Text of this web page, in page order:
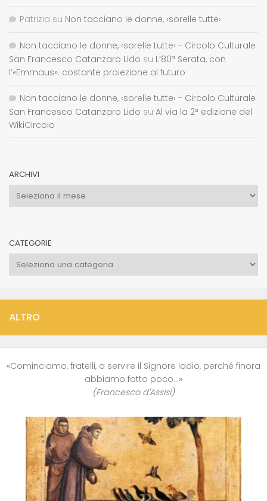
Patrizia su Non tacciano le donne, ‹sorelle tutte›
Non tacciano le donne, ‹sorelle tutte› - Circolo Culturale
San Francesco Catanzaro Lido su L’80ª Serata, con
l’«Emmaus»: costante proiezione al futuro
Non tacciano le donne, ‹sorelle tutte› - Circolo Culturale
San Francesco Catanzaro Lido su Al via la 2ª edizione del
WikiCircolo
ARCHIVI
Archivi
CATEGORIE
Categorie
ALTRO
«Cominciamo, fratelli, a servire il Signore Iddio, perché finora
abbiamo fatto poco…»
(Francesco d'Assisi)